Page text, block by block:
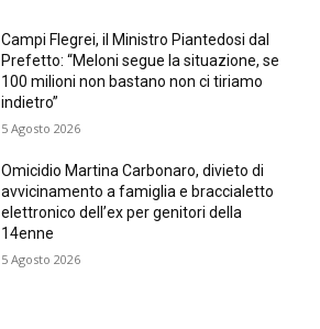
Campi Flegrei, il Ministro Piantedosi dal
Prefetto: “Meloni segue la situazione, se
100 milioni non bastano non ci tiriamo
indietro”
5 Agosto 2026
Omicidio Martina Carbonaro, divieto di
avvicinamento a famiglia e braccialetto
elettronico dell’ex per genitori della
14enne
5 Agosto 2026